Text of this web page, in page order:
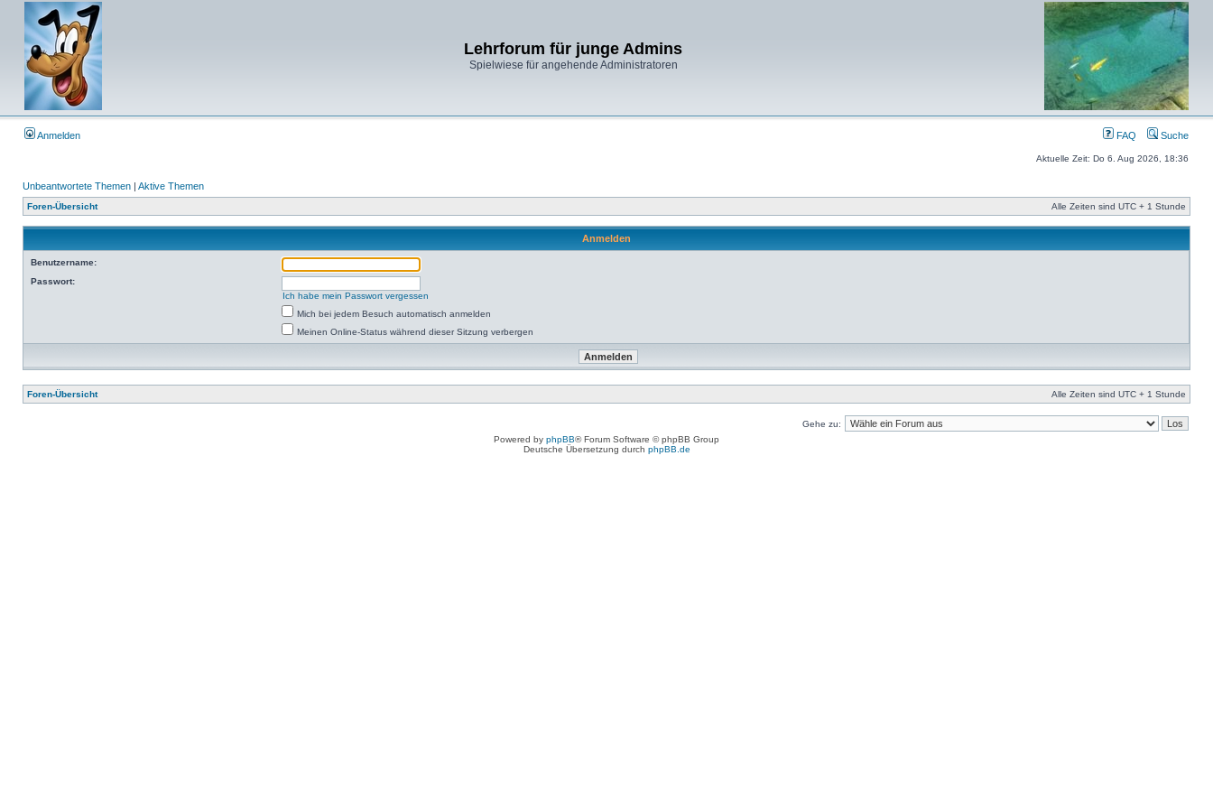
Lehrforum für junge Admins
Spielwiese für angehende Administratoren
Anmelden FAQ Suche
Aktuelle Zeit: Do 6. Aug 2026, 18:36
Unbeantwortete Themen | Aktive Themen
Foren-Übersicht Alle Zeiten sind UTC + 1 Stunde
Anmelden
Benutzername:
Passwort:
Ich habe mein Passwort vergessen
Mich bei jedem Besuch automatisch anmelden
Meinen Online-Status während dieser Sitzung verbergen
Foren-Übersicht Alle Zeiten sind UTC + 1 Stunde
Gehe zu:
Powered by phpBB® Forum Software © phpBB Group
Deutsche Übersetzung durch phpBB.de